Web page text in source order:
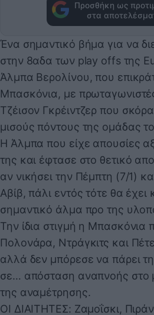
Προσθήκη ως
στα
Ένα σημαντικό βήμα για να
στην 8αδα των play offs της
Άλμπα Βερολίνου, που
Μπασκόνια, με
Τζέισον Γκρέιντζερ που
μισούς πόντους της ομάδας
Η Άλμπα που είχε απουσίες
της και έφτασε στο θετικό
αν νικήσει την Πέμπτη (7/1)
Αβίβ, πάλι εντός τότε θα
σημαντικό άλμα προ της
Την ίδια στιγμή η Μπασκόνια
Πολονάρα, Ντράγκιτς και
αλλά δεν μπόρεσε να πάρει
σε… απόσταση αναπνοής στο
της αναμέτρησης.
ΟΙ ΔΙΑΙΤΗΤΕΣ: Ζαμοΐσκι,